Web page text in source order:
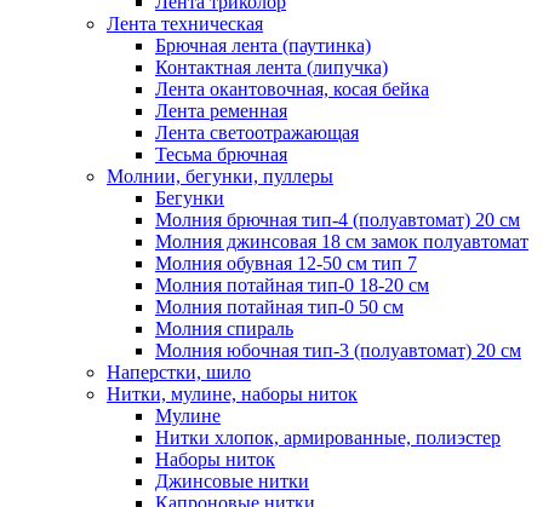
Лента техническая
Брючная лента (паутинка)
Контактная лента (липучка)
Лента окантовочная, косая бейка
Лента ременная
Лента светоотражающая
Тесьма брючная
Молнии, бегунки, пуллеры
Бегунки
Молния брючная тип-4 (полуавтомат) 20 см
Молния джинсовая 18 см замок полуавтомат
Молния обувная 12-50 см тип 7
Молния потайная тип-0 18-20 см
Молния потайная тип-0 50 см
Молния спираль
Молния юбочная тип-3 (полуавтомат) 20 см
Наперстки, шило
Нитки, мулине, наборы ниток
Мулине
Нитки хлопок, армированные, полиэстер
Наборы ниток
Джинсовые нитки
Капроновые нитки